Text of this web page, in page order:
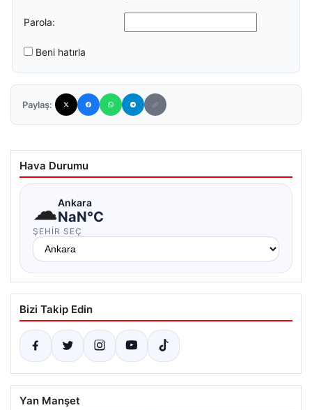
Parola:
Beni hatırla
Paylaş:
Hava Durumu
☁Ankara
NaN°C
ŞEHIR SEÇ
Bizi Takip Edin
Yan Manşet